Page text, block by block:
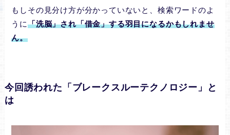
もしその見分け方が分かっていないと、検索ワードのよ
うに「洗脳」され「借金」する羽目になるかもしれませ
ん。
今回誘われた「ブレークスルーテクノロジー」と
は